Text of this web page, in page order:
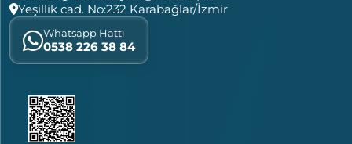
Yeşillik cad. No:232 Karabağlar/İzmir
Whatsapp Hattı
0538 226 38 84